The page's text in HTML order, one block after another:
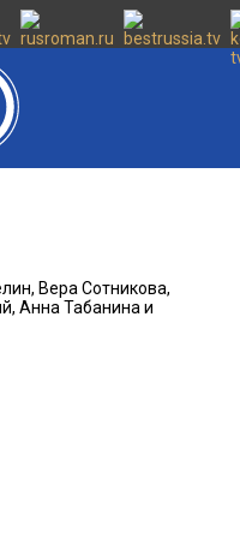
Вера Сотникова,
Анна Табанина и